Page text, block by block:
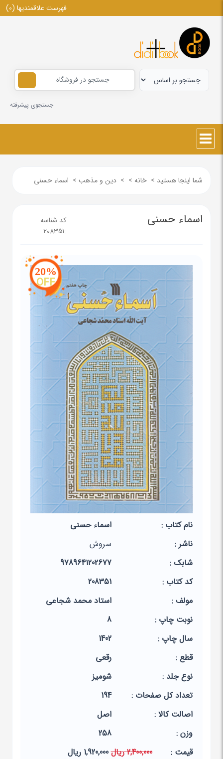
فهرست علاقمندیها (0)
جستجوی پیشرفته
شما اینجا هستید > خانه >
> دین و مذهب > اسماء حسنی
اسماء حسنی
کد شناسه
:
208351
20%
OFF
نام کتاب :
اسماء حسنی
ناشر :
سروش
شابک :
9789641202677
کد کتاب :
208351
مولف :
استاد محمد شجاعی
نوبت چاپ :
8
سال چاپ :
1402
قطع :
رقعی
نوع جلد :
شومیز
تعداد کل صفحات :
194
اصالت کالا :
اصل
وزن :
258
قيمت :
2,400,000 ریال 1,920,000 ریال